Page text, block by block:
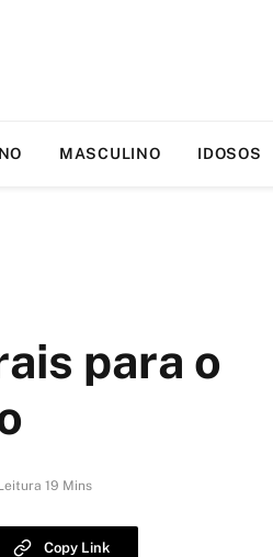
MASCULINO IDOSOS
para o
19 Mins
Copy Link